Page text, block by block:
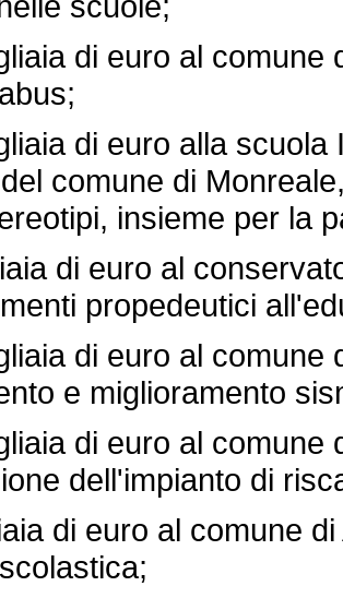
di euro al
di euro alla
comune di
insieme per la
di euro al
propedeutici
di euro al comune
e miglioramento
di euro al comune
dell'impianto di
di euro al comune